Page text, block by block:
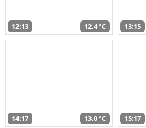
12:13 12,4 °C 13:15
14:17 13,0 °C 15:17